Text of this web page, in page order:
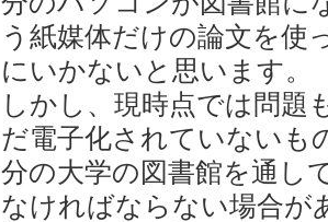
う紙媒体だけの論文を使
にいかないと思います。
しかし、現時点では問題
だ電子化されていないも
分の大学の図書館を通し
なければならない場合が